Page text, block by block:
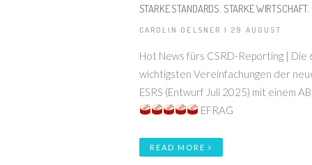
STARKE STANDARDS. STARKE WIRTSCHAFT.
CAROLIN OELSNER | 29 AUGUST
Hot News fürs CSRD-Reporting | Die
wichtigsten Vereinfachungen der
ESRS (Entwurf Juli 2025) mit einem
EFRAG
READ MORE